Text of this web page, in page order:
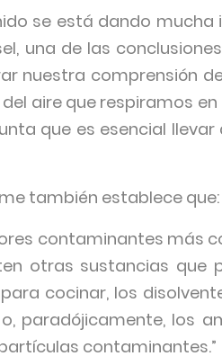
se está dando
una de las
nuestra comprensión
aire que respiramos
que es esencial
también establece que:
contaminantes más
otras sustancias que
cocinar, los
paradójicamente, los
contaminantes.”